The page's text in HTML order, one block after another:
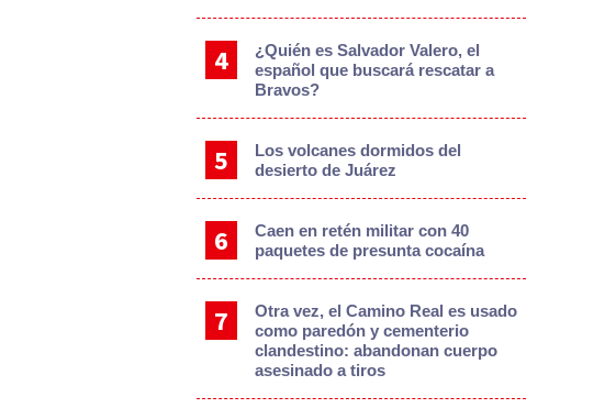
¿Quién es Salvador Valero, el
español que buscará rescatar a
Bravos?
Los volcanes dormidos del
desierto de Juárez
Caen en retén militar con 40
paquetes de presunta cocaína
Otra vez, el Camino Real es usado
como paredón y cementerio
clandestino: abandonan cuerpo
asesinado a tiros